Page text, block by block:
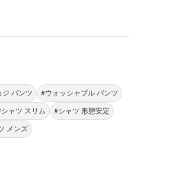
ジ パンツ #ウォッシャブル パンツ
シャツ スリム #シャツ 形態安定
メンズ